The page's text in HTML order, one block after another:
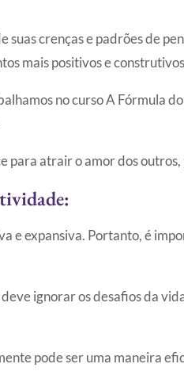
suas crenças e padrões de
mais positivos e
no curso A Fórmula
para atrair o amor dos outros,
e expansiva. Portanto, é
ignorar os desafios da
pode ser uma maneira